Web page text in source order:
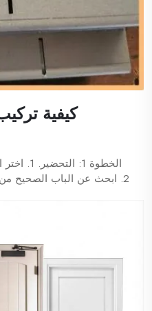
كيفية
الخطوة
2. ابحث عن الباب الصحيح
في القناة العلوية